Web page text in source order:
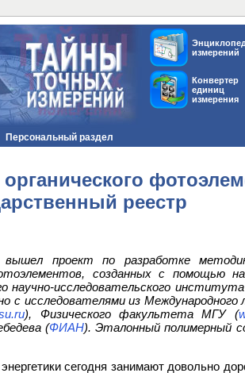
измерений
Конвертер
единиц
измерения
Персональный раздел
реестр
проект по разработке
созданных с помощью
научно-исследовательского
с исследователями из
), Физического факультета МГУ (
(ФИАН). Эталонный полимерный
сегодня занимают довольно